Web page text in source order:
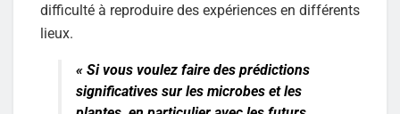
difficulté à reproduire des expériences en différents
lieux.
« Si vous voulez faire des prédictions
significatives sur les microbes et les